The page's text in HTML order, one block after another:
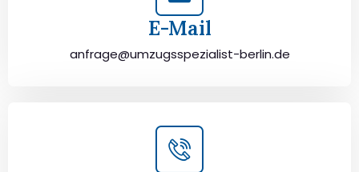
E-Mail
anfrage@umzugsspezialist-berlin.de